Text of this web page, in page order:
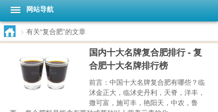
网站导航
> 有关“复合肥”的文章
国内十大名牌复合肥排行 - 复
合肥十大名牌排行榜
前言：中国十大名牌复合肥有哪些？临
沭金正大，临沭史丹利，天脊，洋丰，
撒可富，施可丰，艳阳天，中农，鲁